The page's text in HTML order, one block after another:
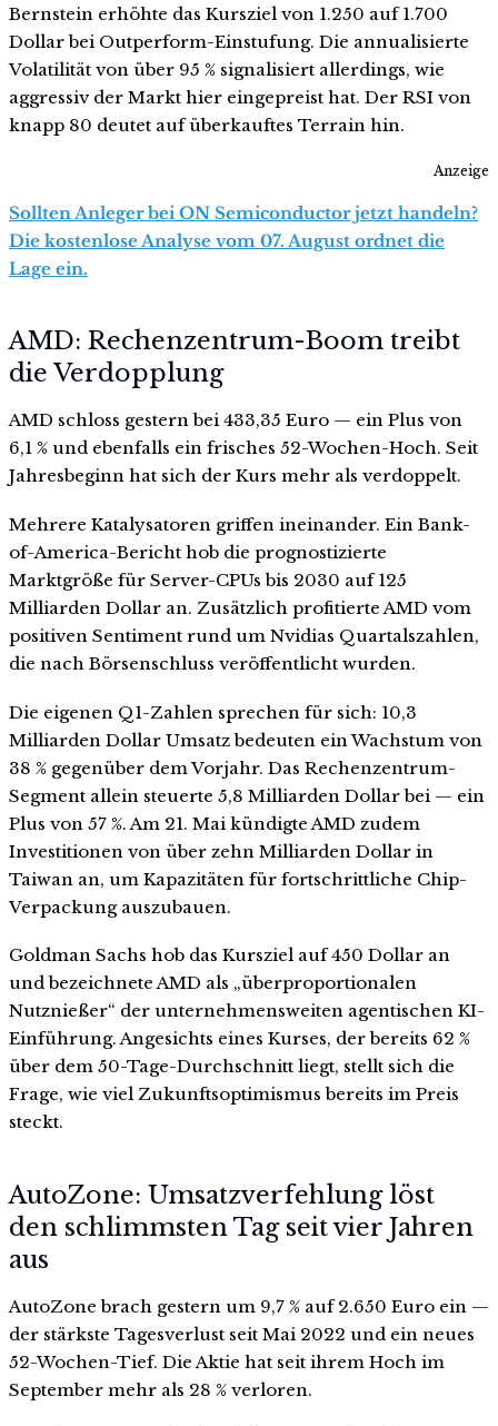
Bernstein erhöhte das Kursziel von 1.250 auf 1.700
Dollar bei Outperform-Einstufung. Die annualisierte
Volatilität von über 95 % signalisiert allerdings, wie
aggressiv der Markt hier eingepreist hat. Der RSI von
knapp 80 deutet auf überkauftes Terrain hin.
Anzeige
Sollten Anleger bei ON Semiconductor jetzt handeln?
Die kostenlose Analyse vom 07. August ordnet die
Lage ein.
AMD: Rechenzentrum-Boom treibt
die Verdopplung
AMD schloss gestern bei 433,35 Euro — ein Plus von
6,1 % und ebenfalls ein frisches 52-Wochen-Hoch. Seit
Jahresbeginn hat sich der Kurs mehr als verdoppelt.
Mehrere Katalysatoren griffen ineinander. Ein Bank-
of-America-Bericht hob die prognostizierte
Marktgröße für Server-CPUs bis 2030 auf 125
Milliarden Dollar an. Zusätzlich profitierte AMD vom
positiven Sentiment rund um Nvidias Quartalszahlen,
die nach Börsenschluss veröffentlicht wurden.
Die eigenen Q1-Zahlen sprechen für sich: 10,3
Milliarden Dollar Umsatz bedeuten ein Wachstum von
38 % gegenüber dem Vorjahr. Das Rechenzentrum-
Segment allein steuerte 5,8 Milliarden Dollar bei — ein
Plus von 57 %. Am 21. Mai kündigte AMD zudem
Investitionen von über zehn Milliarden Dollar in
Taiwan an, um Kapazitäten für fortschrittliche Chip-
Verpackung auszubauen.
Goldman Sachs hob das Kursziel auf 450 Dollar an
und bezeichnete AMD als „überproportionalen
Nutznießer“ der unternehmensweiten agentischen KI-
Einführung. Angesichts eines Kurses, der bereits 62 %
über dem 50-Tage-Durchschnitt liegt, stellt sich die
Frage, wie viel Zukunftsoptimismus bereits im Preis
steckt.
AutoZone: Umsatzverfehlung löst
den schlimmsten Tag seit vier Jahren
aus
AutoZone brach gestern um 9,7 % auf 2.650 Euro ein —
der stärkste Tagesverlust seit Mai 2022 und ein neues
52-Wochen-Tief. Die Aktie hat seit ihrem Hoch im
September mehr als 28 % verloren.